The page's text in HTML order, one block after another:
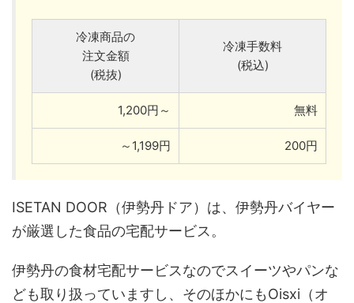
冷凍商品の
注文金額
(税抜)
冷凍手数料
(税込)
1,200円～ 無料
～1,199円 200円
ISETAN DOOR（伊勢丹ドア）は、伊勢丹バイヤー
が厳選した食品の宅配サービス。
伊勢丹の食材宅配サービスなのでスイーツやパンな
ども取り扱っていますし、そのほかにもOisxi（オ